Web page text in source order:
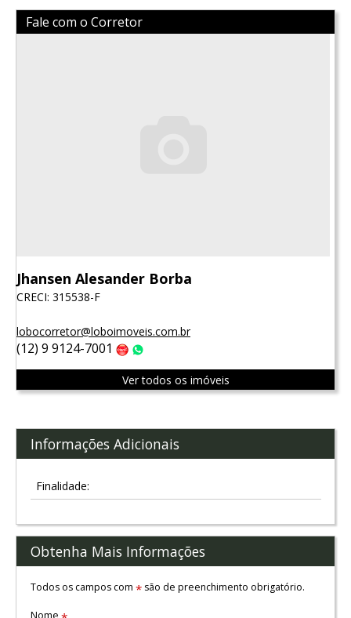
Fale com o Corretor
Jhansen Alesander Borba
CRECI: 315538-F
lobocorretor@loboimoveis.com.br
(12) 9 9124-7001 Claro
Ver todos os imóveis
Informações Adicionais
Finalidade:
Obtenha Mais Informações
Todos os campos com *são de preenchimento obrigatório.
Nome